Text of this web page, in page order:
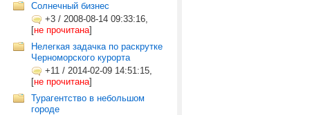
Солнечный бизнес
+3 / 2008-08-14 09:33:16,
[не прочитана]
Нелегкая задачка по раскрутке
Черноморского курорта
+11 / 2014-02-09 14:51:15,
[не прочитана]
Турагентство в небольшом
городе